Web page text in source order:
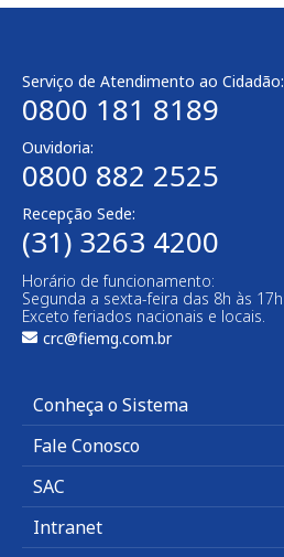
Serviço de Atendimento ao Cidadão:
0800 181 8189
Ouvidoria:
0800 882 2525​
Recepção Sede:
(31) 3263 4200
Horário de funcionamento:
Segunda a sexta-feira das 8h às 17h
Exceto feriados nacionais e locais.
crc@fiemg.com.br
Conheça o Sistema
Fale Conosco
SAC
Intranet